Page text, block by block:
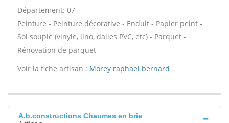
Département: 07
Peinture - Peinture décorative - Enduit - Papier peint -
Sol souple (vinyle, lino, dalles PVC, etc) - Parquet -
Rénovation de parquet -
Voir la fiche artisan : Morey raphael bernard
A.b.constructions Chaumes en brie